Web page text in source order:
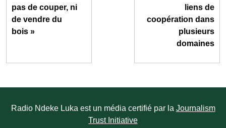
pas de couper, ni
de vendre du
bois »
liens de
coopération dans
plusieurs
domaines
Radio Ndeke Luka est un média certifié par la Journalism
Trust Initiative